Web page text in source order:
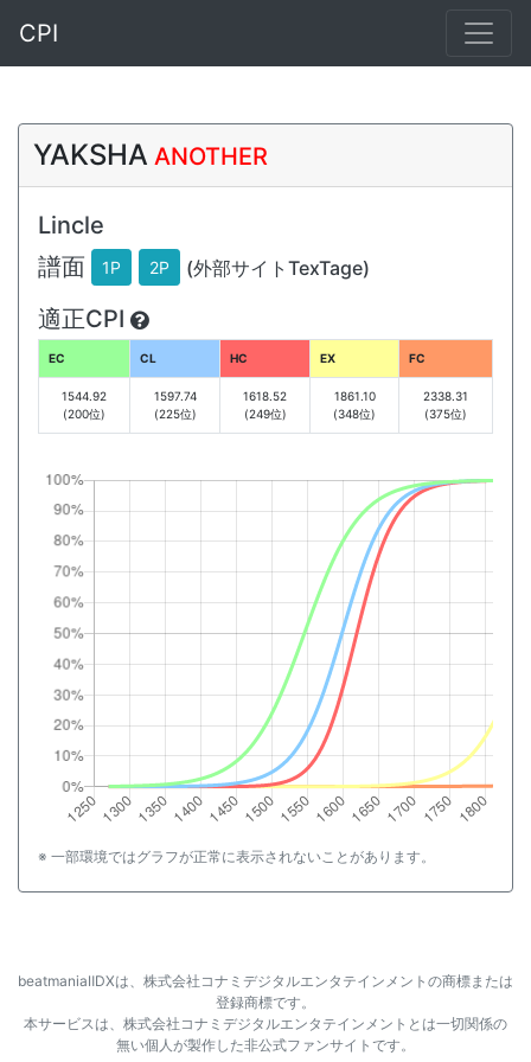
CPI
YAKSHA ANOTHER
Lincle
譜面
1P 2P (外部サイトTexTage)
適正CPI
EC CL HC EX FC
1544.92
(200位)
1597.74
(225位)
1618.52
(249位)
1861.10
(348位)
2338.31
(375位)
※ 一部環境ではグラフが正常に表示されないことがあります。
beatmaniaⅡDXは、株式会社コナミデジタルエンタテインメントの商標または
登録商標です。
本サービスは、株式会社コナミデジタルエンタテインメントとは一切関係の
無い個人が製作した非公式ファンサイトです。